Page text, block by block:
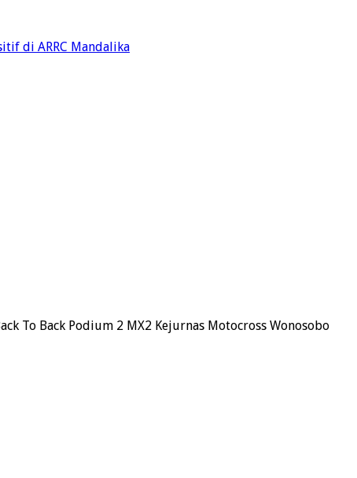
di ARRC Mandalika
To Back Podium 2 MX2 Kejurnas Motocross Wonosobo